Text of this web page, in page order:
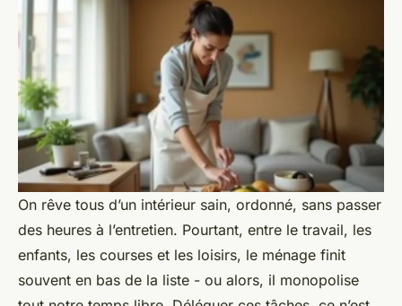
On rêve tous d’un intérieur sain, ordonné, sans passer
des heures à l’entretien. Pourtant, entre le travail, les
enfants, les courses et les loisirs, le ménage finit
souvent en bas de la liste - ou alors, il monopolise